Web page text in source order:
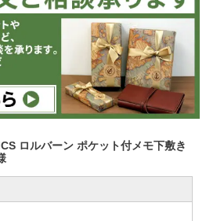
ロルバーン ポケット付メモ下敷き